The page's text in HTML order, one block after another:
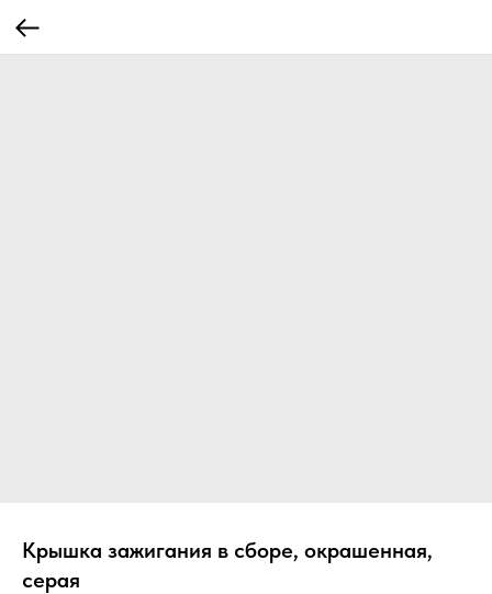
Крышка зажигания в сборе, окрашенная,
серая